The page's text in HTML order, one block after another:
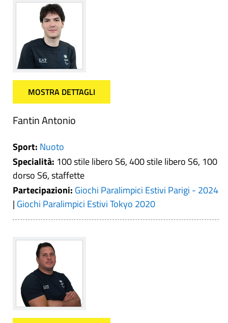
MOSTRA DETTAGLI
Fantin Antonio
Sport: Nuoto
Specialità: 100 stile libero S6, 400 stile libero S6, 100
dorso S6, staffette
Partecipazioni: Giochi Paralimpici Estivi Parigi - 2024
| Giochi Paralimpici Estivi Tokyo 2020